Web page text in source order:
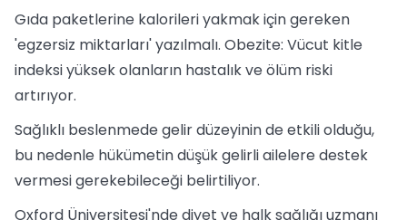
Gıda paketlerine kalorileri yakmak için gereken
'egzersiz miktarları' yazılmalı. Obezite: Vücut kitle
indeksi yüksek olanların hastalık ve ölüm riski
artırıyor.
Sağlıklı beslenmede gelir düzeyinin de etkili olduğu,
bu nedenle hükümetin düşük gelirli ailelere destek
vermesi gerekebileceği belirtiliyor.
Oxford Üniversitesi'nde diyet ve halk sağlığı uzmanı